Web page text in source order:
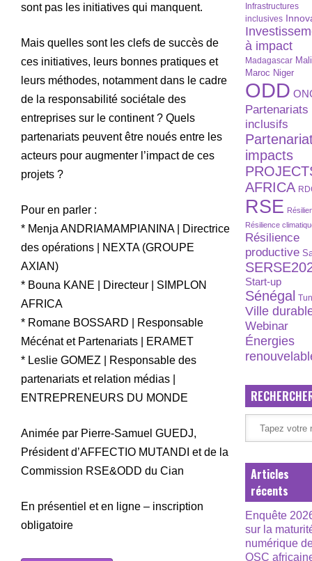
sont pas les initiatives qui manquent.
Mais quelles sont les clefs de succès de
ces initiatives, leurs bonnes pratiques et
leurs méthodes, notamment dans le cadre
de la responsabilité sociétale des
entreprises sur le continent ? Quels
partenariats peuvent être noués entre les
acteurs pour augmenter l’impact de ces
projets ?
Pour en parler :
* Menja ANDRIAMAMPIANINA | Directrice
des opérations | NEXTA (GROUPE
AXIAN)
* Bouna KANE | Directeur | SIMPLON
AFRICA
* Romane BOSSARD | Responsable
Mécénat et Partenariats | ERAMET
* Leslie GOMEZ | Responsable des
partenariats et relation médias |
ENTREPRENEURS DU MONDE
Animée par Pierre-Samuel GUEDJ,
Président d’AFFECTIO MUTANDI et de la
Commission RSE&ODD du Cian
En présentiel et en ligne – inscription
obligatoire
Infrastructures
inclusives
à impact
Madagascar Mali
Maroc Niger
ODD
Partenariats
inclusifs
impacts
AFRICA
RSE
Résilience
Résilience
productive
Start-up
Sénégal
Ville
Webinar
Énergies
Articles
récents
Enquête
sur la
numérique
OSC